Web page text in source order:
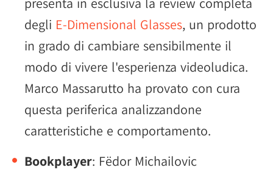
degli E-Dimensional Glasses, un prodotto
in grado di cambiare sensibilmente il
modo di vivere l'esperienza videoludica.
Marco Massarutto ha provato con cura
questa periferica analizzandone
caratteristiche e comportamento.
Bookplayer: Fëdor Michailovic